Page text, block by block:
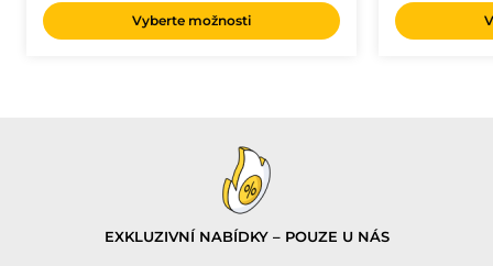
Vyberte možnosti
EXKLUZIVNÍ NABÍDKY – POUZE U NÁS